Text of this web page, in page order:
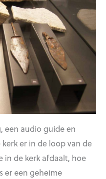
een audio guide en
er in de loop van de
in de kerk afdaalt, hoe
er een geheime